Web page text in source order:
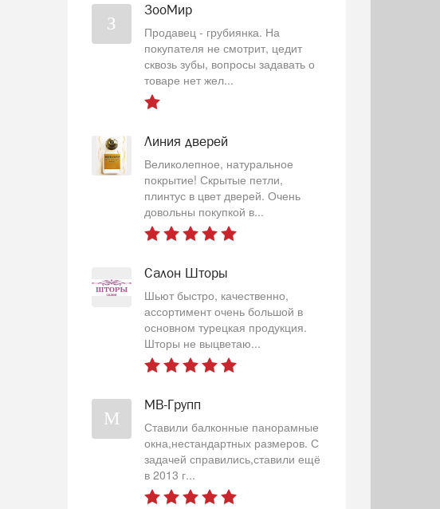
З
ЗооМир
Продавец - грубиянка. На
покупателя не смотрит, цедит
сквозь зубы, вопросы задавать о
товаре нет жел...
Линия дверей
Великолепное, натуральное
покрытие! Скрытые петли,
плинтус в цвет дверей. Очень
довольны покупкой в...
Салон Шторы
Шьют быстро, качественно,
ассортимент очень большой в
основном турецкая продукция.
Шторы не выцветаю...
М
МВ-Групп
Ставили балконные панорамные
окна,нестандартных размеров. С
задачей справились,ставили ещё
в 2013 г...